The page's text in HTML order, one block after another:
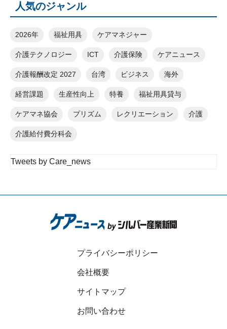
人気のジャンル
2026年 福祉用具 ケアマネジャー
介護テクノロジー ICT 介護保険 ケアニュース
介護報酬改定 2027 台湾 ビジネス 海外
経営課題 生産性向上 特養 福祉用具貸与
ケアマネ協会 プリズム レクリエーション 介護
介護給付費分科会
Tweets by Care_news
プライバシーポリシー
会社概要
サイトマップ
お問い合わせ